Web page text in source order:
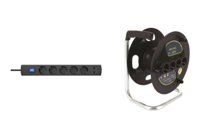
ΕΠΙΘΥΜΙΏΝ